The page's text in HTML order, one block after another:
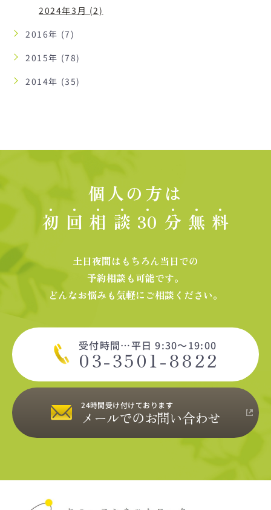
2024年3月 (2)
2016年 (7)
2015年 (78)
2014年 (35)
個人の方は
初 回 相 談 30 分 無 料
土日夜間はもちろん当日での
予約相談も可能です。
どんなお悩みも気軽にご相談ください。
受付時間…平日 9:30～19:00
03-3501-8822
24時間受け付けております
メールでのお問い合わせ